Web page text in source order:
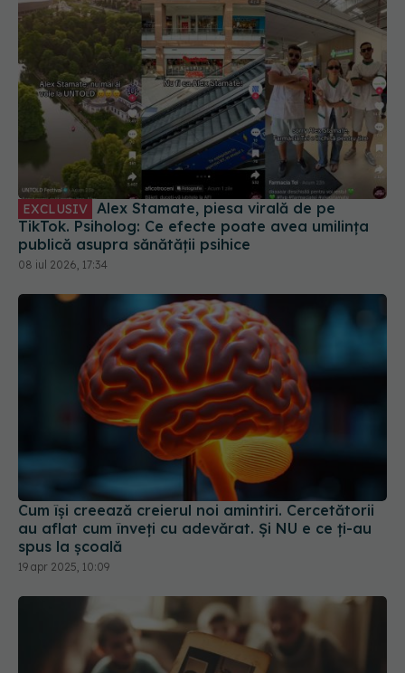
EXCLUSIV
Alex Stamate, piesa virală de pe
TikTok. Psiholog: Ce efecte poate avea umilința
publică asupra sănătății psihice
08 iul 2026, 17:34
Cum își creează creierul noi amintiri. Cercetătorii
au aflat cum înveți cu adevărat. Și NU e ce ți-au
spus la școală
19 apr 2025, 10:09